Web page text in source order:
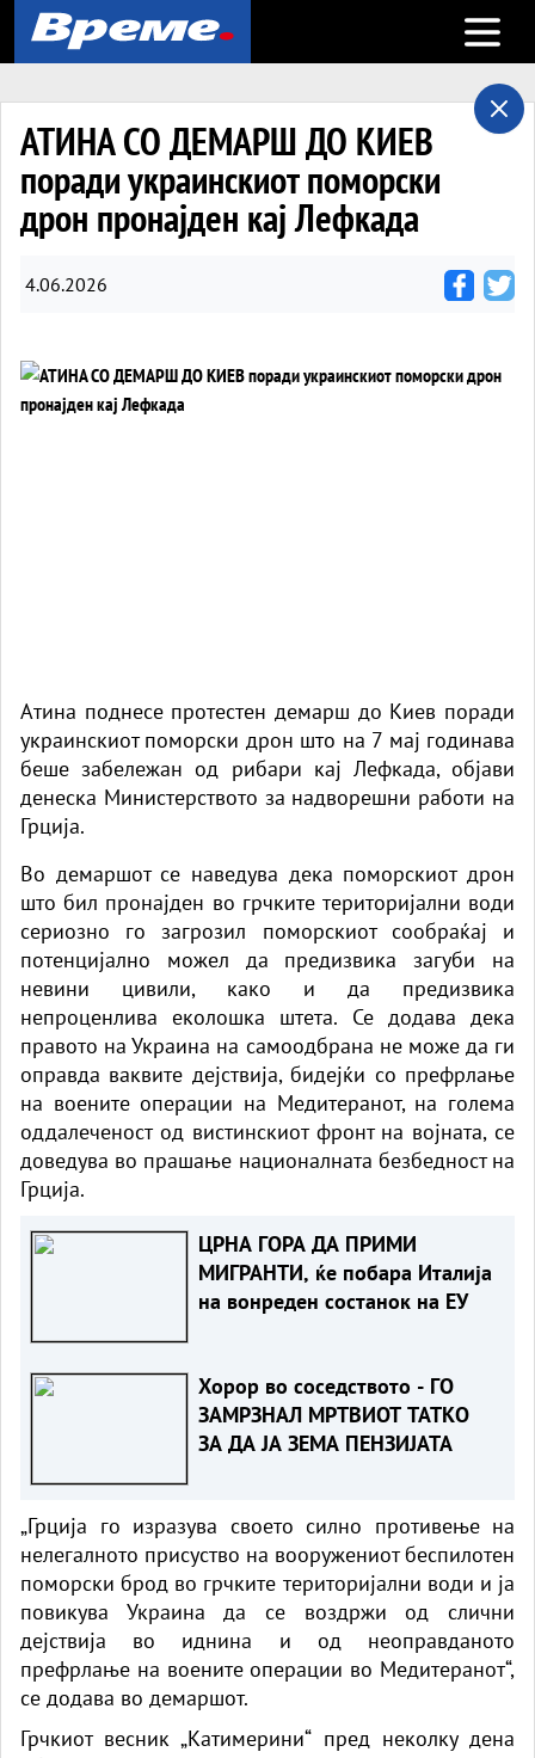
Open
АТИНА СО ДЕМАРШ ДО КИЕВ
поради украинскиот поморски
дрон пронајден кај Лефкада
4.06.2026
Атина поднесе протестен демарш до Киев поради
украинскиот поморски дрон што на 7 мај годинава
беше забележан од рибари кај Лефкада, објави
денеска Министерството за надворешни работи на
Грција.
Во демаршот се наведува дека поморскиот дрон
што бил пронајден во грчките територијални води
сериозно го загрозил поморскиот сообраќај и
потенцијално можел да предизвика загуби на
невини цивили, како и да предизвика
непроценлива еколошка штета. Се додава дека
правото на Украина на самоодбрана не може да ги
оправда ваквите дејствија, бидејќи со префрлање
на воените операции на Медитеранот, на голема
оддалеченост од вистинскиот фронт на војната, се
доведува во прашање националната безбедност на
Грција.
ЦРНА ГОРА ДА ПРИМИ
МИГРАНТИ, ќе побара Италија
на вонреден состанок на ЕУ
Хорор во соседството - ГО
ЗАМРЗНАЛ МРТВИОТ ТАТКО
ЗА ДА ЈА ЗЕМА ПЕНЗИЈАТА
„Грција го изразува своето силно противење на
нелегалното присуство на вооружениот беспилотен
поморски брод во грчките територијални води и ја
повикува Украина да се воздржи од слични
дејствија во иднина и од неоправданото
префрлање на воените операции во Медитеранот“,
се додава во демаршот.
Грчкиот весник „Катимерини“ пред неколку дена